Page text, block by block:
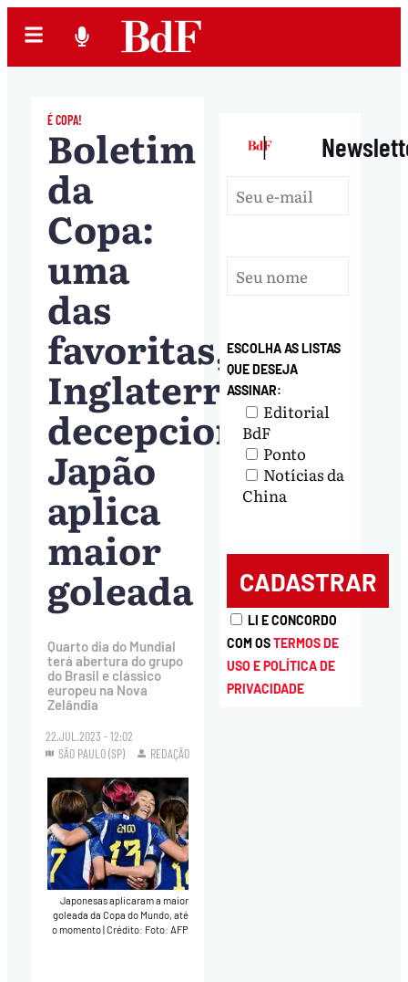
É COPA!
Boletim
da
Copa:
uma
das
favoritas,
Inglaterra
decepciona;
Japão
aplica
maior
goleada
Quarto dia do Mundial
terá abertura do grupo
do Brasil e clássico
europeu na Nova
Zelândia
22.JUL.2023 - 12:02
SÃO PAULO (SP)
REDAÇÃO
Japonesas aplicaram a maior
goleada da Copa do Mundo, até
o momento Crédito: Foto: AFP
|
ESCOLHA AS LISTAS
QUE DESEJA
ASSINAR:
Editorial
BdF
Ponto
Notícias da
China
LI E CONCORDO
COM OSTERMOS DE
USO E POLÍTICA DE
PRIVACIDADE